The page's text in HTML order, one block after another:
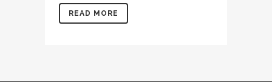
READ MORE